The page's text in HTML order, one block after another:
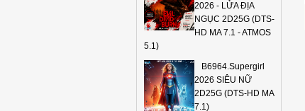
2026 - LỬA ĐỊA
NGỤC 2D25G (DTS-
HD MA 7.1 - ATMOS
5.1)
B6964.Supergirl
2026 SIÊU NỮ
2D25G (DTS-HD MA
7.1)